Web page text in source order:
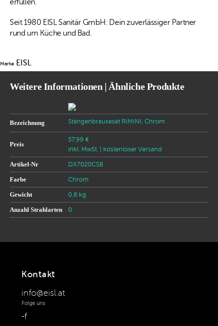
erfüllen.
Seit 1980 EISL Sanitär GmbH: Dein zuverlässiger Partner
rund um Küche und Bad.
Marke EISL
Weitere Informationen | Ähnliche Produkte
Bezeichnung Stangenbrauseset RIMINI, Chrom
Preis
57,99 €
inkl. MwSt.
| kostenloser Versand
Artikel-Nr DX7020CSB
Farbe Chrom
Gewicht 0,8 kg
Anzahl Strahlarten 0
Kontakt
info@eisl.at
Folge uns
f